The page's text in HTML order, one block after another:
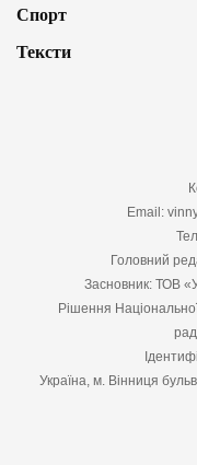
Спорт
Тексти
Email:
Головний
Засновник: ТОВ
Рішення
Україна, м. Вінниця